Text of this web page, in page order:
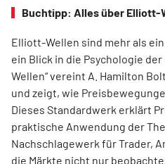
Buchtipp: Alles über Elliott-
Elliott-Wellen sind mehr als
ein Blick in die Psychologie
Wellen“ vereint A. Hamilton
und zeigt, wie
Dieses Standardwerk erklärt
praktische Anwendung der
Nachschlagewerk für Trader,
die Märkte nicht nur